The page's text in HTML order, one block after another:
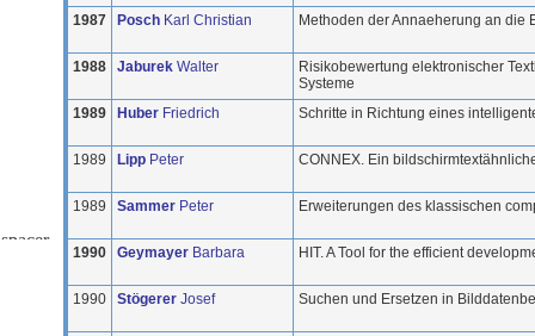
1987
Posch Karl Christian Methoden der Annaeherung an die
1988 Jaburek Walter
Risikobewertung elektronischer
Systeme
1989
Huber Friedrich Schritte in Richtung eines
1989 Lipp Peter CONNEX. Ein
1989 Sammer Peter Erweiterungen des klassischen
1990 Geymayer Barbara HIT. A Tool for the efficient
1990 Stögerer Josef Suchen und Ersetzen in